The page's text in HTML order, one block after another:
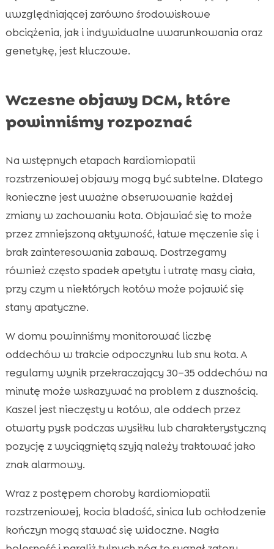
uwzględniającej zarówno środowiskowe
obciążenia, jak i indywidualne uwarunkowania oraz
genetykę, jest kluczowe.
Wczesne objawy DCM, które
powinniśmy rozpoznać
Na wstępnych etapach kardiomiopatii
rozstrzeniowej objawy mogą być subtelne. Dlatego
konieczne jest uważne obserwowanie każdej
zmiany w zachowaniu kota. Objawiać się to może
przez zmniejszoną aktywność, łatwe męczenie się i
brak zainteresowania zabawą. Dostrzegamy
również często spadek apetytu i utratę masy ciała,
przy czym u niektórych kotów może pojawić się
stany apatyczne.
W domu powinniśmy monitorować liczbę
oddechów w trakcie odpoczynku lub snu kota. A
regularny wynik przekraczający 30–35 oddechów na
minutę może wskazywać na problem z dusznością.
Kaszel jest nieczęsty u kotów, ale oddech przez
otwarty pysk podczas wysiłku lub charakterystyczną
pozycję z wyciągniętą szyją należy traktować jako
znak alarmowy.
Wraz z postępem choroby kardiomiopatii
rozstrzeniowej, kocia bladość, sinica lub ochłodzenie
kończyn mogą stawać się widoczne. Nagła